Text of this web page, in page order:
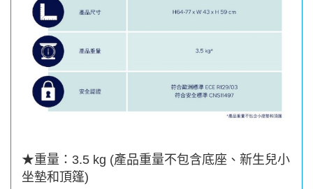
★重量： 3.5 kg (產品重量不包含底座、新生兒小
坐墊和頂篷)